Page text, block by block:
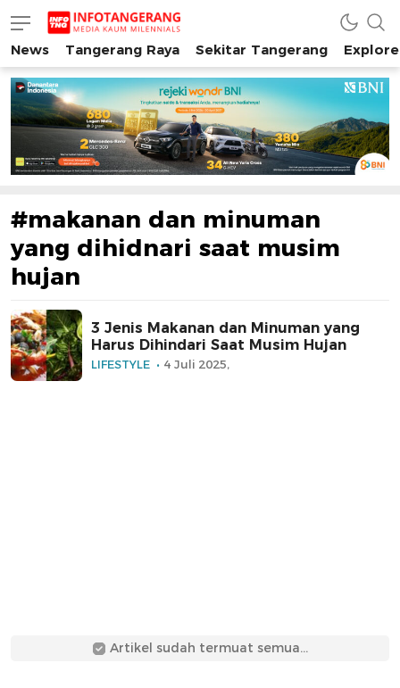
INFO TANGERANG
Media Kaum Millenials Tangerang Raya
News Tangerang Raya Sekitar Tangerang
#makanan dan minuman
yang dihidnari saat musim
hujan
3 Jenis Makanan dan Minuman yang
Harus Dihindari Saat Musim Hujan
LIFESTYLE 4 Juli 2025,
Artikel sudah termuat semua...